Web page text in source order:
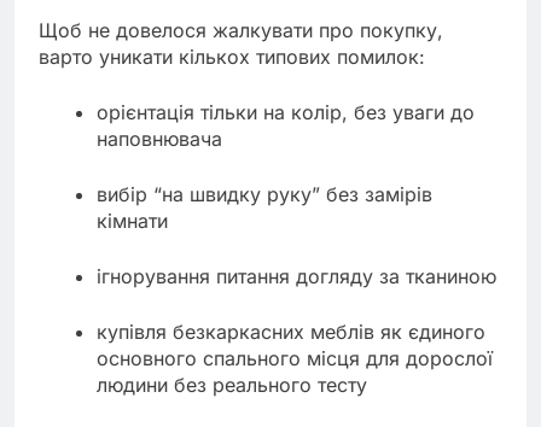
Щоб не довелося жалкувати про покупку,
варто уникати кількох типових помилок:
орієнтація тільки на колір, без уваги до
наповнювача
вибір “на швидку руку” без замірів
кімнати
ігнорування питання догляду за тканиною
купівля безкаркасних меблів як єдиного
основного спального місця для дорослої
людини без реального тесту